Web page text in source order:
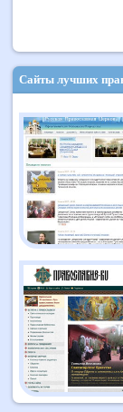
Сайты лучших